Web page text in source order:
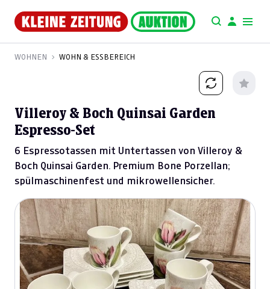
WOHNEN WOHN & ESSBEREICH
Villeroy & Boch Quinsai Garden
Espresso-Set
6 Espressotassen mit Untertassen von Villeroy &
Boch Quinsai Garden. Premium Bone Porzellan;
spülmaschinenfest und mikrowellensicher.